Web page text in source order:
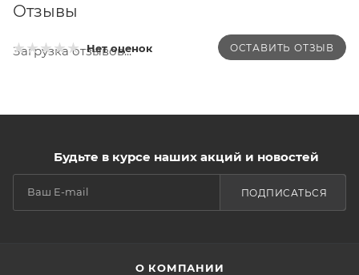
Отзывы
Нет оценок ОСТАВИТЬ ОТЗЫВ
Загрузка отзывов...
Будьте в курсе наших акций и новостей
ПОДПИСАТЬСЯ
О КОМПАНИИ